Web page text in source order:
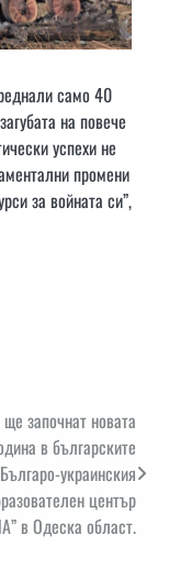
само 40
на повече
успехи не
промени
за войната си”,
започнат новата
в българските
украинския
център
в Одеска област.